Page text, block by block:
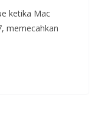
ketika Mac
memecahkan